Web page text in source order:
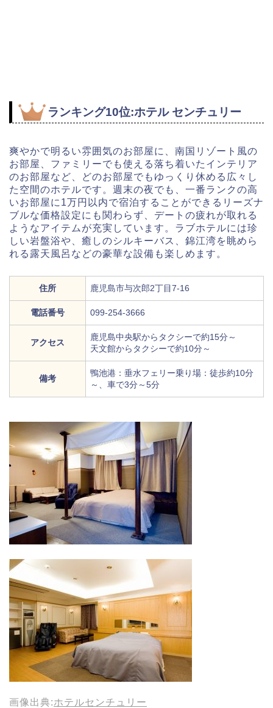
ランキング10位:ホテル センチュリー
爽やかで明るい雰囲気のお部屋に、南国リゾート風の
お部屋、ファミリーでも使える落ち着いたインテリア
のお部屋など、どのお部屋でもゆっくり休める広々し
た空間のホテルです。週末の夜でも、一番ランクの高
いお部屋に1万円以内で宿泊することができるリーズナ
ブルな価格設定にも関わらず、デートの疲れが取れる
ようなアイテムが充実しています。ラブホテルには珍
しい岩盤浴や、癒しのシルキーバス、錦江湾を眺めら
れる露天風呂などの豪華な設備も楽しめます。
住所 鹿児島市与次郎2丁目7-16
電話番号 099-254-3666
アクセス
鹿児島中央駅からタクシーで約15分～
天文館からタクシーで約10分～
備考
鴨池港：垂水フェリー乗り場：徒歩約10分
～、車で3分～5分
画像出典:ホテルセンチュリー